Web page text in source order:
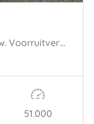
317 L2H2 RWD 3.5T AHK Stoelverw. Voorruitverw. | Leder
51.000